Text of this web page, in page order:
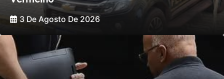
3 De Agosto De 2026